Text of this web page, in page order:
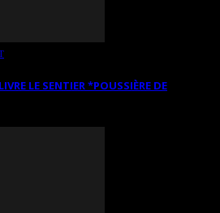
LE SENTIER *POUSSIÈRE DE